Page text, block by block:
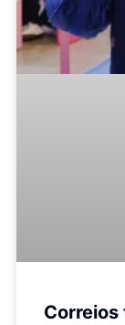
Correios